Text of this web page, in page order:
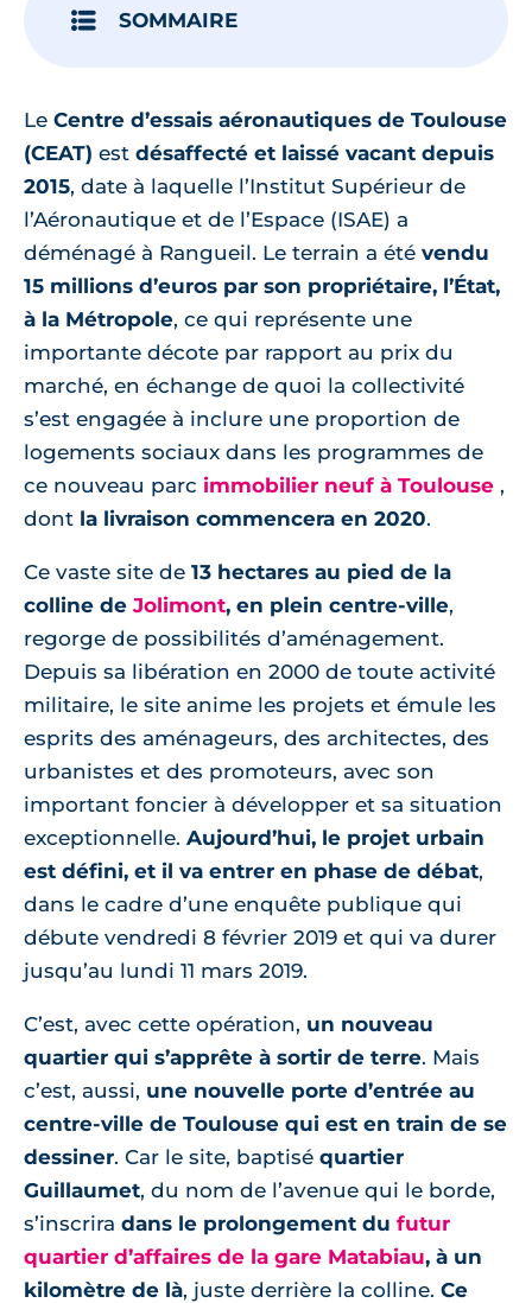
SOMMAIRE
Le Centre d’essais aéronautiques de Toulouse
(CEAT) est désaffecté et laissé vacant depuis
2015, date à laquelle l’Institut Supérieur de
l’Aéronautique et de l’Espace (ISAE) a
déménagé à Rangueil. Le terrain a été vendu
15 millions d’euros par son propriétaire, l’État,
à la Métropole, ce qui représente une
importante décote par rapport au prix du
marché, en échange de quoi la collectivité
s’est engagée à inclure une proportion de
logements sociaux dans les programmes de
ce nouveau parc immobilier neuf à Toulouse ,
dont la livraison commencera en 2020.
Ce vaste site de 13 hectares au pied de la
colline de Jolimont, en plein centre-ville,
regorge de possibilités d’aménagement.
Depuis sa libération en 2000 de toute activité
militaire, le site anime les projets et émule les
esprits des aménageurs, des architectes, des
urbanistes et des promoteurs, avec son
important foncier à développer et sa situation
exceptionnelle. Aujourd’hui, le projet urbain
est défini, et il va entrer en phase de débat,
dans le cadre d’une enquête publique qui
débute vendredi 8 février 2019 et qui va durer
jusqu’au lundi 11 mars 2019.
C’est, avec cette opération, un nouveau
quartier qui s’apprête à sortir de terre. Mais
c’est, aussi, une nouvelle porte d’entrée au
centre-ville de Toulouse qui est en train de se
dessiner. Car le site, baptisé quartier
Guillaumet, du nom de l’avenue qui le borde,
s’inscrira dans le prolongement du futur
quartier d’affaires de la gare Matabiau, à un
kilomètre de là, juste derrière la colline. Ce